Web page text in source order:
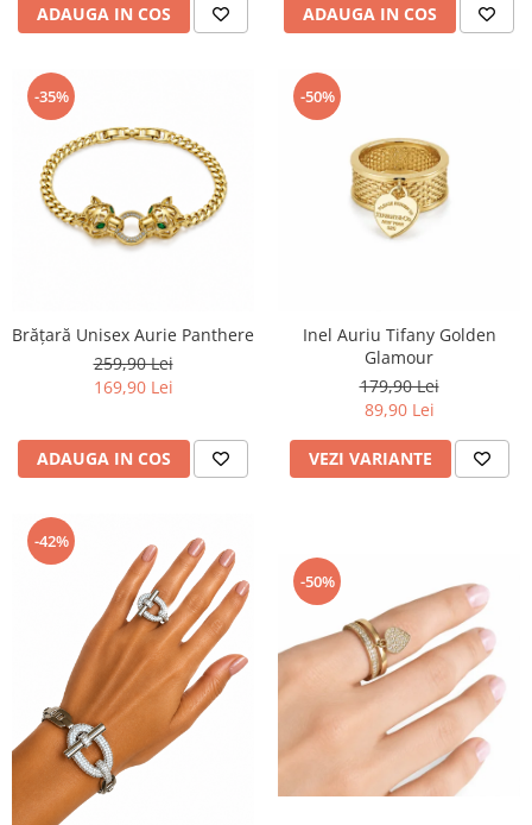
ADAUGA IN COS ADAUGA IN COS
-35%
Brățară Unisex Aurie Panthere
259,90 Lei
169,90 Lei
ADAUGA IN COS
-50%
Inel Auriu Tifany Golden
Glamour
179,90 Lei
89,90 Lei
VEZI VARIANTE
-42%
-50%